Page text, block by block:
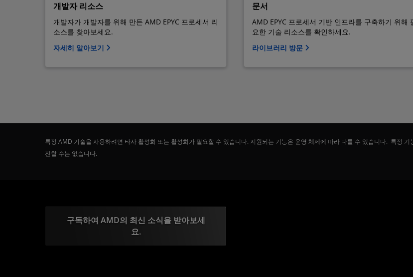
개발자 리소스
개발자가 개발자를 위해 만든 AMD EPYC 프로세서 리
소스를 찾아보세요.
자세히 알아보기
문서
AMD EPYC 프로세서 기반 인프라를 구축하기 위해
요한 기술 리소스를 확인하세요.
라이브러리 방문
특정 AMD 기술을 사용하려면 타사 활성화 또는 활성화가 필요할 수 있습니다. 지원되는 기능은 운영 체제에 따라 다를 수 있습니다. 특정
전할 수는 없습니다.
구독하여 AMD의 최신 소식을 받아보세
요.